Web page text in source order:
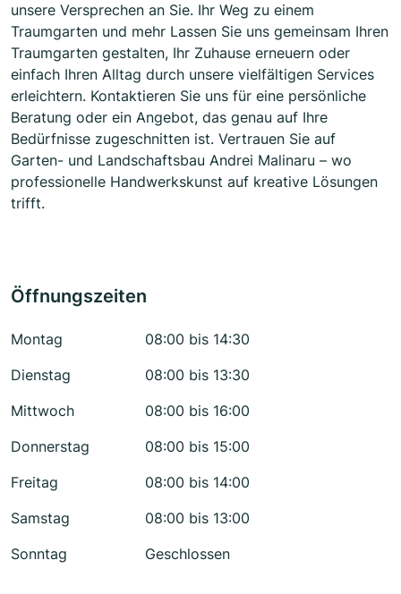
unsere Versprechen an Sie. Ihr Weg zu einem
Traumgarten und mehr Lassen Sie uns gemeinsam Ihren
Traumgarten gestalten, Ihr Zuhause erneuern oder
einfach Ihren Alltag durch unsere vielfältigen Services
erleichtern. Kontaktieren Sie uns für eine persönliche
Beratung oder ein Angebot, das genau auf Ihre
Bedürfnisse zugeschnitten ist. Vertrauen Sie auf
Garten- und Landschaftsbau Andrei Malinaru – wo
professionelle Handwerkskunst auf kreative Lösungen
trifft.
Öffnungszeiten
Montag
08:00 bis 14:30
Dienstag
08:00 bis 13:30
Mittwoch
08:00 bis 16:00
Donnerstag
08:00 bis 15:00
Freitag
08:00 bis 14:00
Samstag
08:00 bis 13:00
Sonntag
Geschlossen